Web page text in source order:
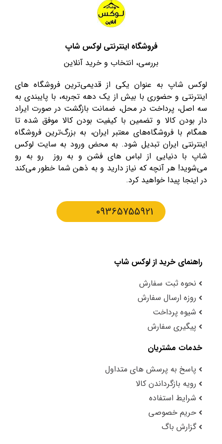
فروشگاه اینترنتی لوکس شاپ
بررسی، انتخاب و خرید آنلاین
لوکس شاپ به عنوان یکی از قدیمی‌ترین فروشگاه های
اینترنتی و حضوری با بیش از یک دهه تجربه، با پایبندی به
سه اصل، پرداخت در محل، ضمانت بازگشت در صورت ایراد
دار بودن کالا و تضمین با کیفیت بودن کالا موفق شده تا
همگام با فروشگاه‌های معتبر ایران، به بزرگ‌ترین فروشگاه
اینترنتی ایران تبدیل شود. به محض ورود به سایت لوکس
شاپ با دنیایی از لباس های فشن و به روز رو به رو
می‌شوید! هر آنچه که نیاز دارید و به ذهن شما خطور می‌کند
در اینجا پیدا خواهید کرد.
09365755921
راهنمای خرید از لوکس شاپ
نحوه ثبت سفارش
روزه ارسال سفارش
شیوه پرداخت
پیگیری سفارش
خدمات مشتریان
پاسخ به پرسش های متداول
رویه بازگرداندن کالا
شرایط استفاده
حریم خصوصی
گزارش باگ